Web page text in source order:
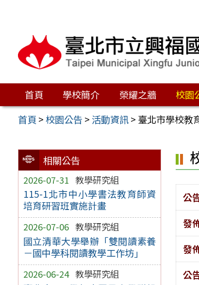
區
首頁 學校簡介 榮耀之牆 校園
首頁 >校園公告 > 活動資訊> 臺北市學校教
相關公告
2026-07-31 教學研究組
115-1北市中小學書法教育師資
培育研習班實施計畫
2026-07-06 教學研究組
國立清華大學舉辦「雙閱讀素養
－國中學科閱讀教學工作坊」
2026-06-24 教學研究組
公
發
發
公